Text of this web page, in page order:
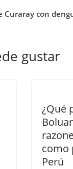
Curaray con
gustar
¿Qué
como
Perú